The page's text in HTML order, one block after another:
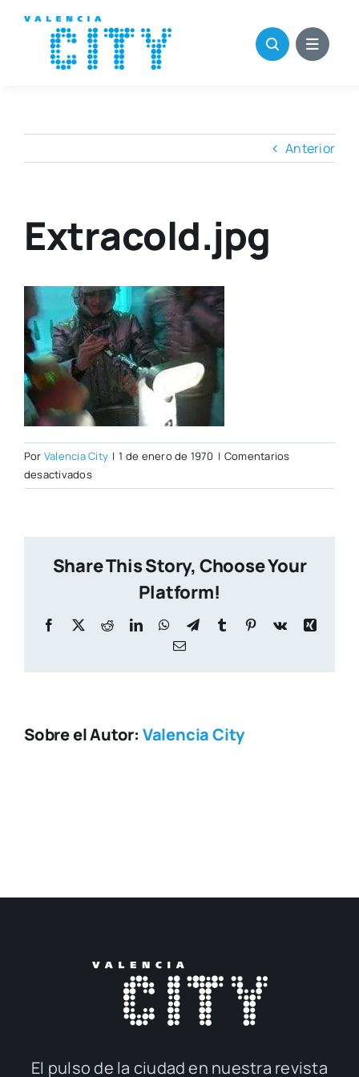
contenido
Anterior
Extracold.jpg
Por Valencia City | 1 de enero de 1970 | Comentarios
desactivadosen
Extracold.jpg
Share This Story, Choose Your
Platform!
Facebook
X RedditLinkedInWhatsApp
TelegramTumblr Pinterest
Vk
Xing
Correo
Sobre el Autor: Valencia City
El pul­so de la ciu­dad en nues­tra revis­ta